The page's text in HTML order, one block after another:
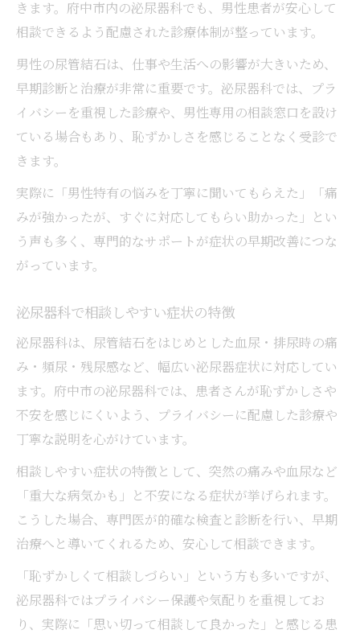
きます。府中市内の泌尿器科でも、男性患者が安心して
相談できるよう配慮された診療体制が整っています。
男性の尿管結石は、仕事や生活への影響が大きいため、
早期診断と治療が非常に重要です。泌尿器科では、プラ
イバシーを重視した診療や、男性専用の相談窓口を設け
ている場合もあり、恥ずかしさを感じることなく受診で
きます。
実際に「男性特有の悩みを丁寧に聞いてもらえた」「痛
みが強かったが、すぐに対応してもらい助かった」とい
う声も多く、専門的なサポートが症状の早期改善につな
がっています。
泌尿器科で相談しやすい症状の特徴
泌尿器科は、尿管結石をはじめとした血尿・排尿時の痛
み・頻尿・残尿感など、幅広い泌尿器症状に対応してい
ます。府中市の泌尿器科では、患者さんが恥ずかしさや
不安を感じにくいよう、プライバシーに配慮した診療や
丁寧な説明を心がけています。
相談しやすい症状の特徴として、突然の痛みや血尿など
「重大な病気かも」と不安になる症状が挙げられます。
こうした場合、専門医が的確な検査と診断を行い、早期
治療へと導いてくれるため、安心して相談できます。
「恥ずかしくて相談しづらい」という方も多いですが、
泌尿器科ではプライバシー保護や気配りを重視してお
り、実際に「思い切って相談して良かった」と感じる患